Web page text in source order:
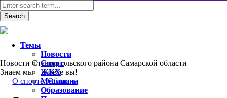
Новости Ставропольского района Самарской области
Знаем мы – знаете вы!
O спорте,Область
Темы
Новости
Спорт
ЖКХ
Медицина
Образование